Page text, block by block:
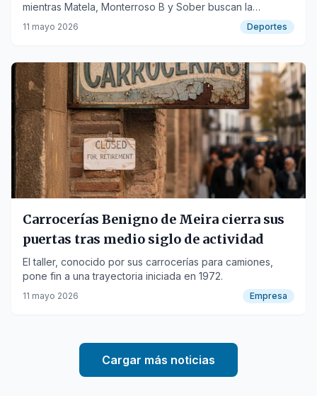
mientras Matela, Monterroso B y Sober buscan la
salvación.
11 mayo 2026 Deportes
Carrocerías Benigno de Meira cierra sus
puertas tras medio siglo de actividad
El taller, conocido por sus carrocerías para camiones,
pone fin a una trayectoria iniciada en 1972.
11 mayo 2026 Empresa
Cargar más noticias